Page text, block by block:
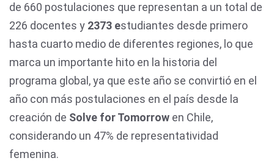
de 660 postulaciones que representan a un total de
226 docentes y 2373 estudiantes desde primero
hasta cuarto medio de diferentes regiones, lo que
marca un importante hito en la historia del
programa global, ya que este año se convirtió en el
año con más postulaciones en el país desde la
creación de Solve for Tomorrow en Chile,
considerando un 47% de representatividad
femenina.